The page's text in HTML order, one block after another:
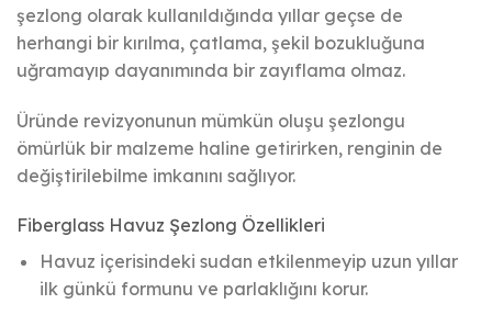
şezlong olarak kullanıldığında yıllar geçse de
herhangi bir kırılma, çatlama, şekil bozukluğuna
uğramayıp dayanımında bir zayıflama olmaz.
Üründe revizyonunun mümkün oluşu şezlongu
ömürlük bir malzeme haline getirirken, renginin de
değiştirilebilme imkanını sağlıyor.
Fiberglass Havuz Şezlong Özellikleri
Havuz içerisindeki sudan etkilenmeyip uzun yıllar
ilk günkü formunu ve parlaklığını korur.